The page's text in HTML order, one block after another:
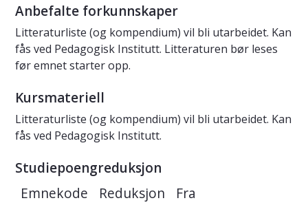
Anbefalte forkunnskaper
Litteraturliste (og kompendium) vil bli utarbeidet. Kan
fås ved Pedagogisk Institutt. Litteraturen bør leses
før emnet starter opp.
Kursmateriell
Litteraturliste (og kompendium) vil bli utarbeidet. Kan
fås ved Pedagogisk Institutt.
Studiepoengreduksjon
Emnekode Reduksjon Fra